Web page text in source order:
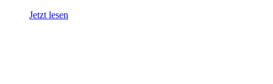
Jetzt lesen